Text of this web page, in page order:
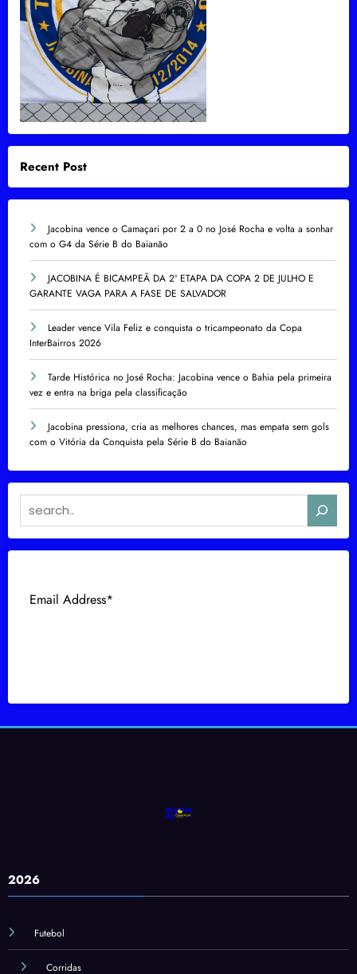
Recent Post
Jacobina vence o Camaçari por 2 a 0 no José Rocha e volta a sonhar
com o G4 da Série B do Baianão
JACOBINA É BICAMPEÃ DA 2ª ETAPA DA COPA 2 DE JULHO E
GARANTE VAGA PARA A FASE DE SALVADOR
Leader vence Vila Feliz e conquista o tricampeonato da Copa
InterBairros 2026
Tarde Histórica no José Rocha: Jacobina vence o Bahia pela primeira
vez e entra na briga pela classificação
Jacobina pressiona, cria as melhores chances, mas empata sem gols
com o Vitória da Conquista pela Série B do Baianão
2026
Futebol
Corridas